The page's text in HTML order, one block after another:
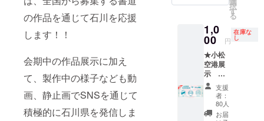
の作品を通じて石川を応援
します！！
会期中の作品展示に加え
て、製作中の様子なども動
画、静止画でSNSを通じて
積極的に石川県を発信しま
内）を
ご記入
下さ
い。
ターン
内容】 ︎
ありが
とう
メッ
セージ
＆書道
展のパ
ンフ
レット
択
す
る
1,0
00 円
在庫な
し
★小松
空港展
示 専
用★
【書道
展へ出
品券付
支援
者：
80人
お届